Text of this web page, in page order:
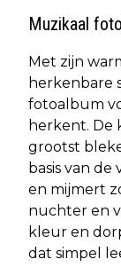
Muzikaal
Met zijn
herkenbare
fotoalbum
herkent. De
grootst
basis van
en mijmert
nuchter en
kleur en
dat simpel